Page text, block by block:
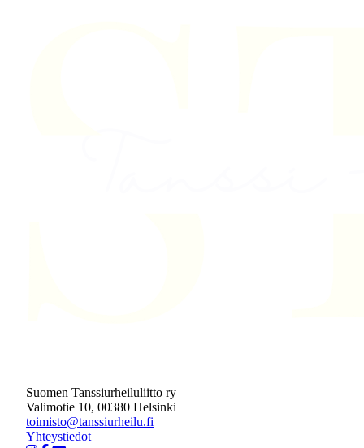
Suomen Tanssiurheiluliitto ry
Valimotie 10, 00380 Helsinki
toimisto@tanssiurheilu.fi
Yhteystiedot